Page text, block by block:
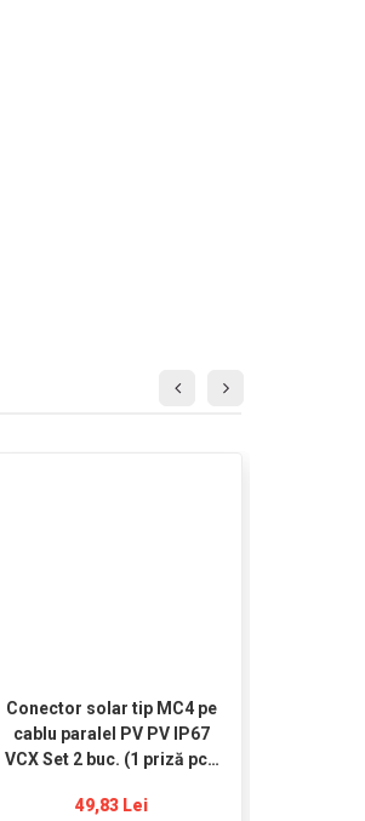
Conector solar tip MC4 pe
cablu paralel PV PV IP67
VCX Set 2 buc. (1 priză pc -
priză)
49,83 Lei